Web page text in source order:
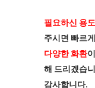
필요하신 용
주시면 빠르
다양한 화환
해 드리겠습
감사합니다.